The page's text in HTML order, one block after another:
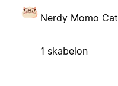
Nerdy Momo Cat
1 skabelon